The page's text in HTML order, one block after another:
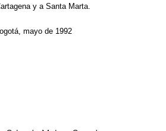
y a Santa Marta.
mayo de 1992